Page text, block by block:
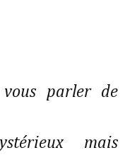
parler de
mais